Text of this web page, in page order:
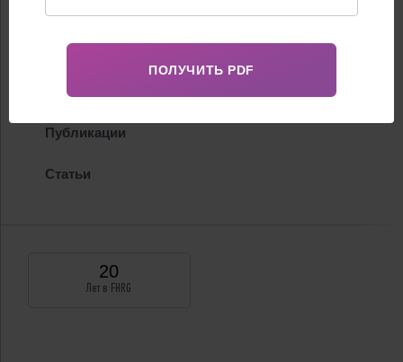
Биография
Сертификаты
Публикации
Статьи
20
Лет в FHRG